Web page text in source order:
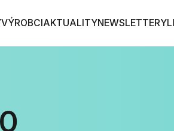
VÝROBCI AKTUALITYNEWSLETTERY